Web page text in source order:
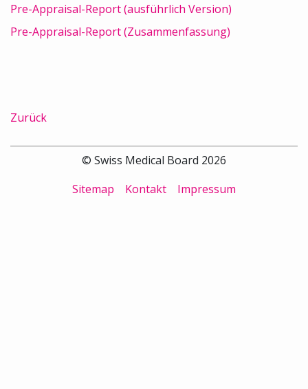
Pre-Appraisal-Report (ausführlich Version)
Pre-Appraisal-Report (Zusammenfassung)
Zurück
© Swiss Medical Board 2026
Sitemap
Kontakt Impressum